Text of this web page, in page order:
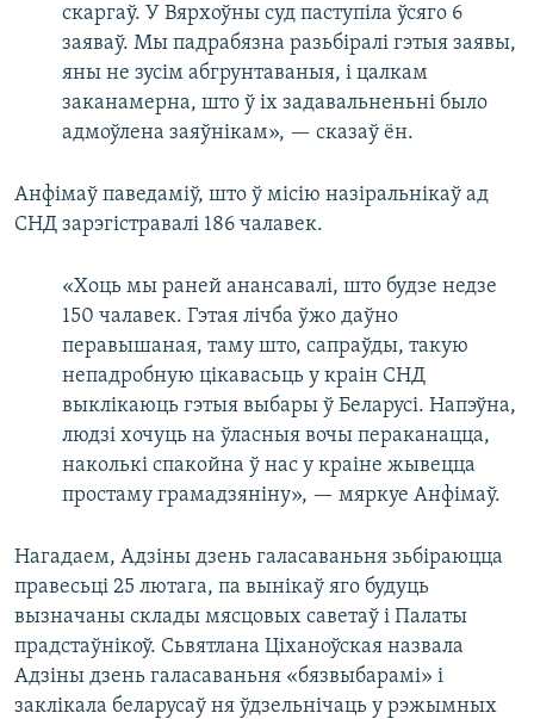
скаргаў. У Вярхоўны суд паступіла ўсяго 6
заяваў. Мы падрабязна разьбіралі гэтыя заявы,
яны не зусім абгрунтаваныя, і цалкам
заканамерна, што ў іх задавальненьні было
адмоўлена заяўнікам», — сказаў ён.
Анфімаў паведаміў, што ў місію назіральнікаў ад
СНД зарэгістравалі 186 чалавек.
«Хоць мы раней анансавалі, што будзе недзе
150 чалавек. Гэтая лічба ўжо даўно
перавышаная, таму што, сапраўды, такую
непадробную цікавасьць у краін СНД
выклікаюць гэтыя выбары ў Беларусі. Напэўна,
людзі хочуць на ўласныя вочы пераканацца,
наколькі спакойна ў нас у краіне жывецца
простаму грамадзяніну», — мяркуе Анфімаў.
Нагадаем, Адзіны дзень галасаваньня зьбіраюцца
правесьці 25 лютага, па вынікаў яго будуць
вызначаны склады мясцовых саветаў і Палаты
прадстаўнікоў. Сьвятлана Ціханоўская назвала
Адзіны дзень галасаваньня «бязвыбарамі» і
заклікала беларусаў ня ўдзельнічаць у рэжымных